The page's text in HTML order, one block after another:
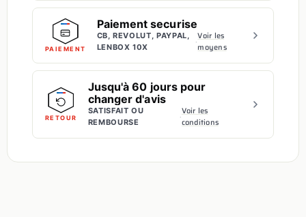
PAIEMENT
Paiement securise
CB, REVOLUT, PAYPAL,
LENBOX 10X
·Voir les
moyens
RETOUR
Jusqu'à 60 jours pour
changer d'avis
SATISFAIT OU
REMBOURSE
·Voir les
conditions